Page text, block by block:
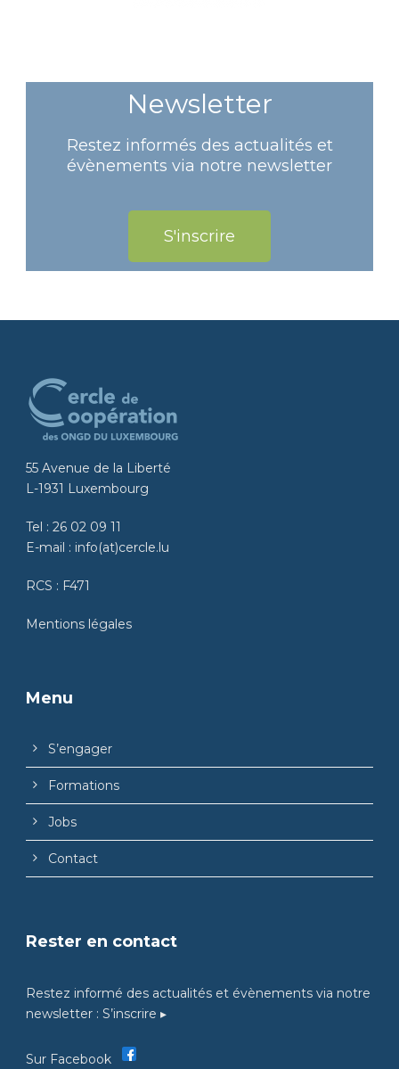
Newsletter
Restez informés des actualités et
évènements via notre newsletter
S'inscrire
55 Avenue de la Liberté
L-1931 Luxembourg
Tel : 26 02 09 11
E-mail : info(at)cercle.lu
RCS : F471
Mentions légales
Menu
S’engager
Formations
Jobs
Contact
Rester en contact
Restez informé des actualités et évènements via notre
newsletter : S’inscrire ▸
Sur Facebook